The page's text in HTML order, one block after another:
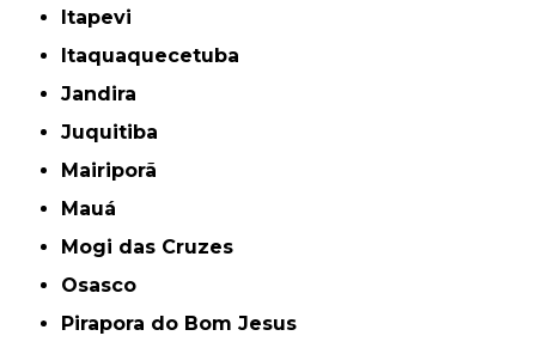
Itapevi
Itaquaquecetuba
Jandira
Juquitiba
Mairiporã
Mauá
Mogi das Cruzes
Osasco
Pirapora do Bom Jesus